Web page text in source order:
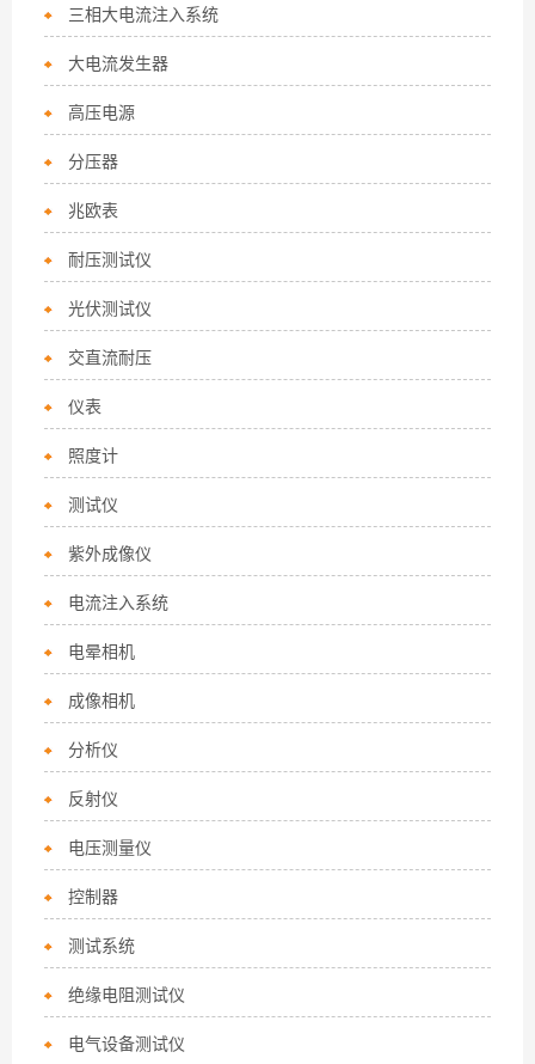
三相大电流注入系统
大电流发生器
高压电源
分压器
兆欧表
耐压测试仪
光伏测试仪
交直流耐压
仪表
照度计
测试仪
紫外成像仪
电流注入系统
电晕相机
成像相机
分析仪
反射仪
电压测量仪
控制器
测试系统
绝缘电阻测试仪
电气设备测试仪